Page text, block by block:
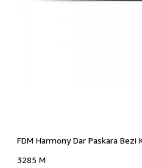
FDM Harmony Dar Paskara Bezi
3285 M